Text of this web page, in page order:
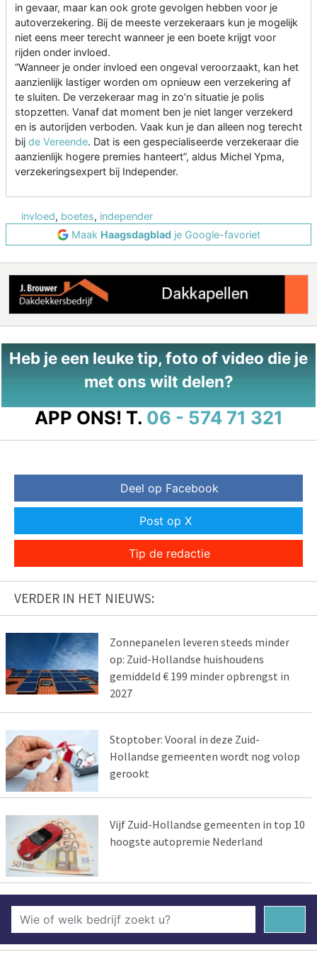
in gevaar, maar kan ook grote gevolgen hebben voor je
autoverzekering. Bij de meeste verzekeraars kun je mogelijk
niet eens meer terecht wanneer je een boete krijgt voor
rijden onder invloed.
“Wanneer je onder invloed een ongeval veroorzaakt, kan het
aanzienlijk lastiger worden om opnieuw een verzekering af
te sluiten. De verzekeraar mag in zo’n situatie je polis
stopzetten. Vanaf dat moment ben je niet langer verzekerd
en is autorijden verboden. Vaak kun je dan alleen nog terecht
bij de Vereende. Dat is een gespecialiseerde verzekeraar die
aanzienlijk hogere premies hanteert”, aldus Michel Ypma,
verzekeringsexpert bij Independer.
invloed, boetes, independer
Maak Haagsdagbladje Google-favoriet
Heb je een leuke tip, foto of video die je
met ons wilt delen?
APP ONS! T. 06 - 574 71 321
Deel op Facebook
Post op X
Tip de redactie
VERDER IN HET NIEUWS:
Zonnepanelen leveren steeds minder
op: Zuid-Hollandse huishoudens
gemiddeld € 199 minder opbrengst in
2027
Stoptober: Vooral in deze Zuid-
Hollandse gemeenten wordt nog volop
gerookt
Vijf Zuid-Hollandse gemeenten in top 10
hoogste autopremie Nederland